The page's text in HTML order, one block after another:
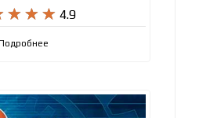
  
   4.9